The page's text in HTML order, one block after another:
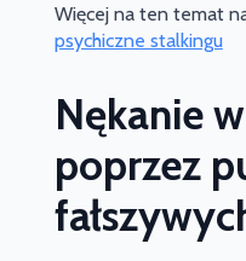
Więcej na ten temat
psychiczne stalkingu
Nękanie
poprzez